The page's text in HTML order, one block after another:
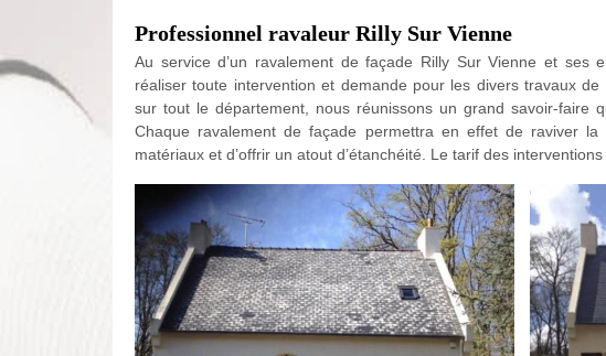
Professionnel ravaleur Rilly Sur Vienne
Au service d’un ravalement de façade Rilly Sur Vienne et ses
réaliser toute intervention et demande pour les divers travaux
sur tout le département, nous réunissons un grand savoir-faire
Chaque ravalement de façade permettra en effet de raviver
matériaux et d’offrir un atout d’étanchéité. Le tarif des